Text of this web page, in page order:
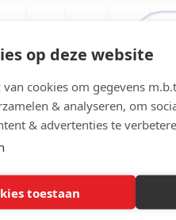
op deze website
cookies om gegevens
& analyseren, om
& advertenties te
toestaan